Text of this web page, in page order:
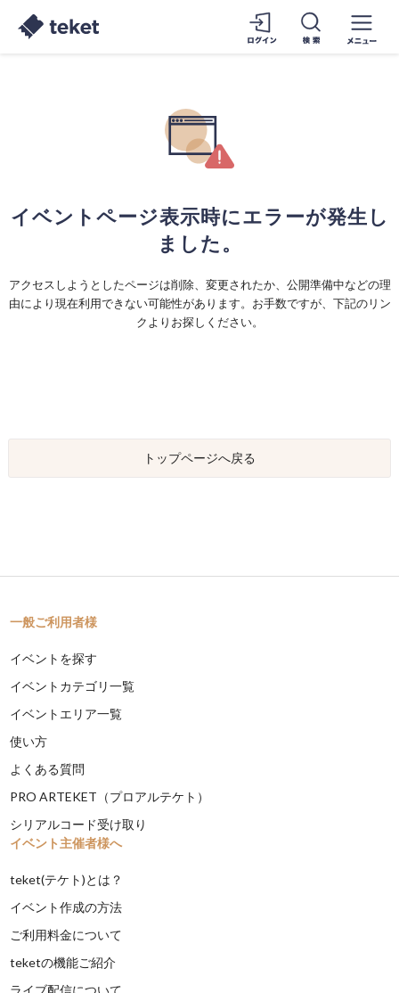
イベントページ表示時にエラーが発生し
ました。
アクセスしようとしたページは削除、変更されたか、公開準備中などの理
由により現在利用できない可能性があります。お手数ですが、下記のリン
クよりお探しください。
トップページへ戻る
一般ご利用者様
イベントを探す
イベントカテゴリ一覧
イベントエリア一覧
使い方
よくある質問
PRO ARTEKET（プロアルテケト）
シリアルコード受け取り
イベント主催者様へ
teket(テケト)とは？
イベント作成の方法
ご利用料金について
teketの機能ご紹介
ライブ配信について